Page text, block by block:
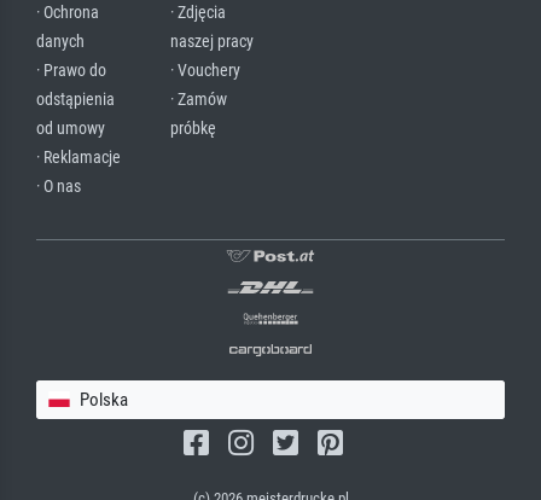
· Ochrona
danych
· Prawo do
odstąpienia
od umowy
· Reklamacje
· O nas
· Zdjęcia
naszej pracy
· Vouchery
· Zamów
próbkę
Polska